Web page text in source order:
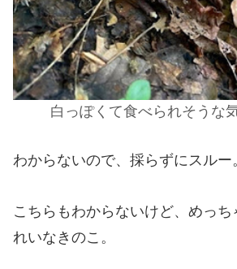
白っぽくて食べられそうな
わからないので、採らずにスルー
こちらもわからないけど、めっち
れいなきのこ。